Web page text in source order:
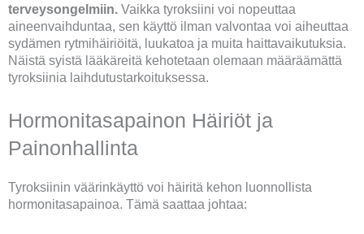
terveysongelmiin. Vaikka tyroksiini voi nopeuttaa
aineenvaihduntaa, sen käyttö ilman valvontaa voi aiheuttaa
sydämen rytmihäiriöitä, luukatoa ja muita haittavaikutuksia.
Näistä syistä lääkäreitä kehotetaan olemaan määräämättä
tyroksiinia laihdutustarkoituksessa.
Hormonitasapainon Häiriöt ja
Painonhallinta
Tyroksiinin väärinkäyttö voi häiritä kehon luonnollista
hormonitasapainoa. Tämä saattaa johtaa: